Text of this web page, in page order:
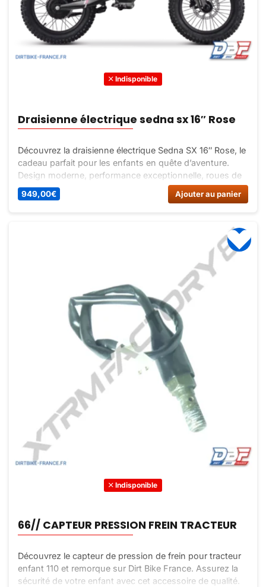
Indisponible
Draisienne électrique sedna sx 16″ Rose
Découvrez la draisienne électrique Sedna SX 16″ Rose, le
cadeau parfait pour les enfants en quête d’aventure.
Design moderne, performance exceptionnelle, roues de
16 pouces, moteur électrique puissant, autonomie
optimale et système de freinage efficace.
949,00€ Ajouter au panier
Indisponible
66// CAPTEUR PRESSION FREIN TRACTEUR
Découvrez le capteur de pression de frein pour tracteur
enfant 110 et remorque sur Dirt Bike France. Assurez la
sécurité de votre enfant avec cet accessoire de qualité.